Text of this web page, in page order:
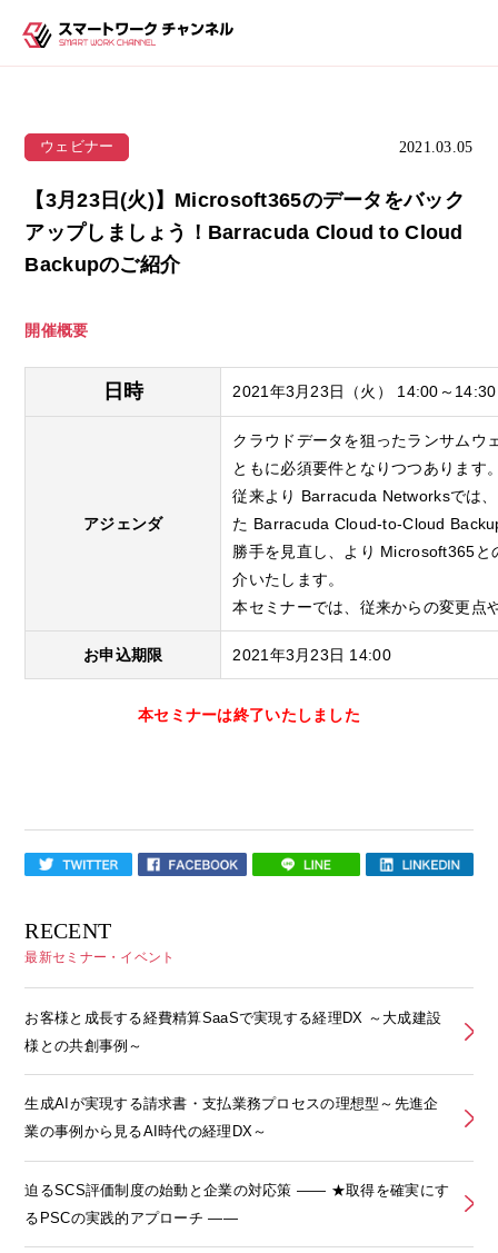
ウェビナー 2021.03.05
【3月23日(火)】Microsoft365のデータをバック
アップしましょう！Barracuda Cloud to Cloud
Backupのご紹介
開催概要
日時 2021年3月23日（火） 14:00～14:30
アジェンダ
クラウドデータを狙ったランサムウ
ともに必須要件となりつつあります
従来より Barracuda Networksでは
た Barracuda Cloud-to-Cloud
勝手を見直し、より Microsoft365と
介いたします。
本セミナーでは、従来からの変更点
お申込期限 2021年3月23日 14:00
本セミナーは終了いたしました
RECENT
最新セミナー・イベント
お客様と成長する経費精算SaaSで実現する経理DX ～大成建設
様との共創事例～
生成AIが実現する請求書・支払業務プロセスの理想型～先進企
業の事例から見るAI時代の経理DX～
迫るSCS評価制度の始動と企業の対応策 ―― ★取得を確実にす
るPSCの実践的アプローチ ――